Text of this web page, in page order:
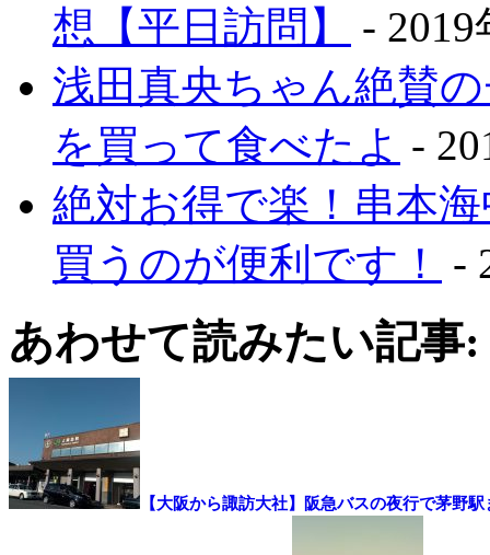
想【平日訪問】
- 2019
浅田真央ちゃん絶賛
を買って食べたよ -
絶対お得で楽！串本
買うのが便利です！
-
あわせて読みたい記事:
【大阪から諏訪大社】阪急バスの夜行で茅野